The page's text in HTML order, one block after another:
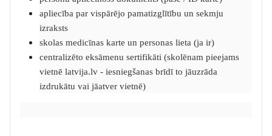
apliecība par vispārējo pamatizglītību un sekmju
izraksts
skolas medicīnas karte un personas lieta (ja ir)
centralizēto eksāmenu sertifikāti (skolēnam pieejams
vietnē latvija.lv - iesniegšanas brīdī to jāuzrāda
izdrukātu vai jāatver vietnē)